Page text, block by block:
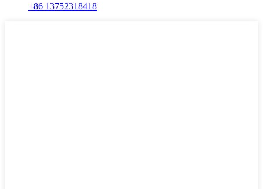
+86 13752318418